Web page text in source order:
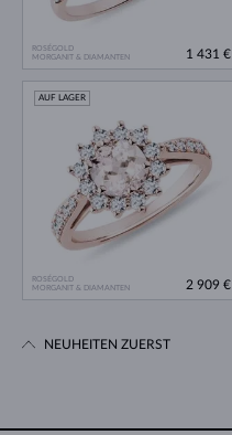
ROSÉGOLD
MORGANIT & DIAMANTEN
1 431 €
ROSÉGOLD
MORGANIT & DIAMANTEN
AUF LAGER
2 909 €
NEUHEITEN ZUERST